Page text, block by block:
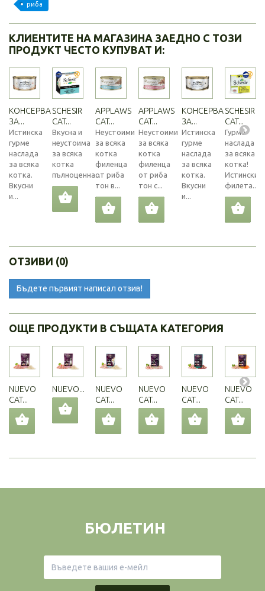
риба
КЛИЕНТИТЕ НА МАГАЗИНА ЗАЕДНО С ТОЗИ
ПРОДУКТ ЧЕСТО КУПУВАТ И:
КОНСЕРВА
ЗА...
Истинска
гурме
наслада
за всяка
котка.
Вкусни
и...
SCHESIR
CAT...
Вкусна и
неустоима
за всяка
котка
пълноценна...
APPLAWS
CAT...
Неустоими
за всяка
котка
филенца
от риба
тон в...
APPLAWS
CAT...
Неустоими
за всяка
котка
филенца
от риба
тон с...
КОНСЕРВА
ЗА...
Истинска
гурме
наслада
за всяка
котка.
Вкусни
и...
SCHESIR
CAT...
Гурме
наслада
за всяка
котка!
Истински
филета...
ОТЗИВИ (0)
Бъдете първият написал отзив!
ОЩЕ ПРОДУКТИ В СЪЩАТА КАТЕГОРИЯ
NUEVO
CAT...
NUEVO...
NUEVO
CAT...
NUEVO
CAT...
NUEVO
CAT...
NUEVO
CAT...
БЮЛЕТИН